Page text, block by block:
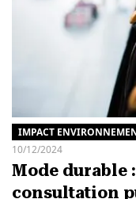
IMPACT
10/12/2024
Mode durable
consultation